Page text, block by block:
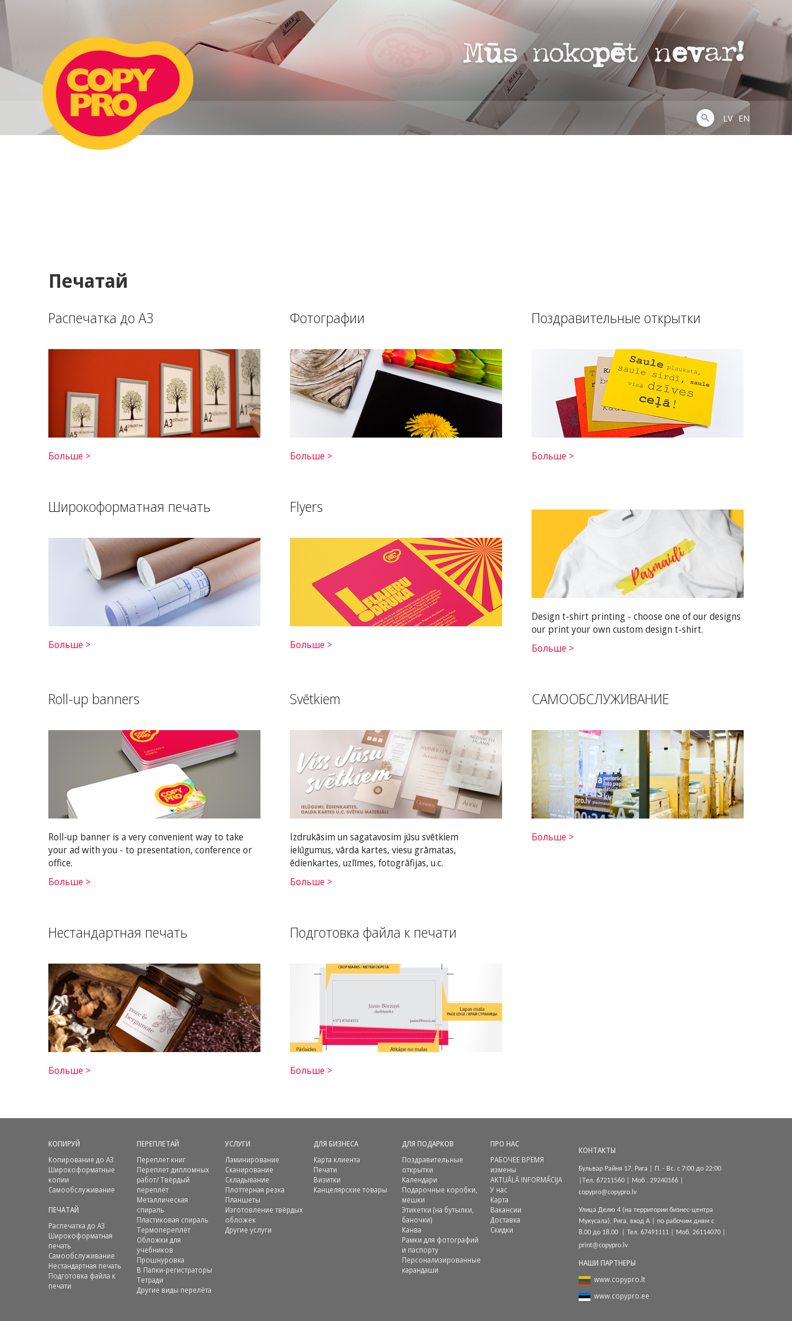
LV EN
Печатай
Распечатка до А3
Больше >
Фотографии
Больше >
Поздравительные открытки
Больше >
Ширoкoформатная печать
Больше >
Flyers
Больше >
Design t-shirt printing - choose one of our designs
our print your own custom design t-shirt.
Больше >
Roll-up banners
Roll-up banner is a very convenient way to take
your ad with you - to presentation, conference or
office.
Больше >
Svētkiem
Izdrukāsim un sagatavosim jūsu svētkiem
ielūgumus, vārda kartes, viesu grāmatas,
ēdienkartes, uzlīmes, fotogrāfijas, u.c.
Больше >
САМООБСЛУЖИВАНИЕ
Больше >
Нестандартная печать
Больше >
Подготовка файла к печати
Больше >
КОПИРУЙ
Копирование до А3
Широкоформатные
копии
Самообслуживание
ПЕЧАТАЙ
Распечатка до А3
Ширoкoформатная
печать
Самообслуживание
Нестандартная печать
Подготовка файла к
печати
ПЕРЕПЛЕТАЙ
Переплет книг
Переплет дипломных
работ/ Твёрдый
переплёт
Металлическая
спираль
Пластиковая спираль
Термопереплёт
Обложки для
учебников
Прошнуровка
В Папки-регистраторы
Тетради
Другие виды перелёта
УСЛУГИ
Ламинирование
Сканирование
Складывание
Плоттерная резка
Планшеты
Изготовление твёрдых
обложек
Другие услуги
ДЛЯ БИЗНЕСА
Карта клиента
Печати
Визитки
Канцелярские товары
ДЛЯ ПОДАРКОВ
Поздравительные
открытки
Календари
Подарочные коробки,
мешки
Этикетки (на бутылки,
баночки)
Канва
Рамки для фотографий
и паспорту
Персонализированные
карандаши
ПРО НАС
РАБОЧЕЕ ВРЕМЯ
измены
AKTUĀLĀ INFORMĀCIJA
У нас
Карта
Вакансии
Доставка
Скидки
КОНТАКТЫ
Бульвар Райня 17, Рига |
П. - Вс. с 7:00 до 22:00
Tел. 67211560 | Моб . 29240166
copypro@copypro.lv
Улица Делю 4 (на территории бизнес-центра
Мукусала), Рига, вход A
по рабочим дням с
8.00 до 18.00
Тел. 67491111 | Моб. 26114070
print@copypro.lv
НАШИ ПАРТНЕРЫ
www.copypro.lt
www.copypro.ee